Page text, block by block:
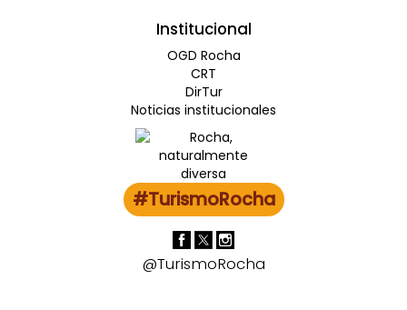
Institucional
OGD Rocha
CRT
DirTur
Noticias institucionales
#TurismoRocha
@TurismoRocha